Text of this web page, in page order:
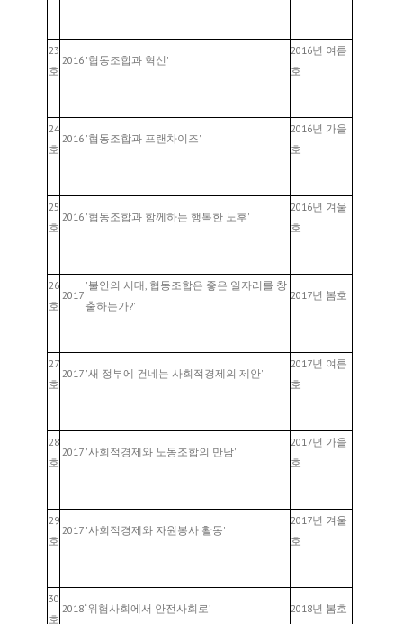
23
호
2016 '협동조합과 혁신'
2016년 여름
호
24
호
2016 '협동조합과 프랜차이즈'
2016년 가을
호
25
호
2016 '협동조합과 함께하는 행복한 노후'
2016년 겨울
호
26
호
2017
'불안의 시대, 협동조합은 좋은 일자리를 창
출하는가?'
2017년 봄호
27
호
2017 '새 정부에 건네는 사회적경제의 제안'
2017년 여름
호
28
호
2017 '사회적경제와 노동조합의 만남'
2017년 가을
호
29
호
2017 '사회적경제와 자원봉사 활동'
2017년 겨울
호
30
호
2018‘위험사회에서 안전사회로’ 2018년 봄호